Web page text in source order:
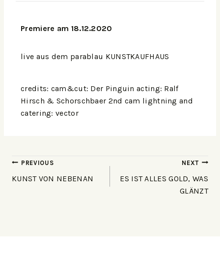
Premiere am 18.12.2020
live aus dem parablau KUNSTKAUFHAUS
credits: cam&cut: Der Pinguin acting: Ralf
Hirsch & Schorschbaer 2nd cam lightning and
catering: vector
PREVIOUS
KUNST VON NEBENAN
NEXT
ES IST ALLES GOLD, WAS
GLÄNZT